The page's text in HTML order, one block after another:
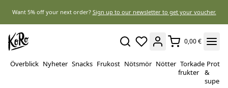
Want 5% off your next order? Sign up to our newsletter to get your voucher.
0,00 €
Överblick Nyheter Snacks Frukost Nötsmör Nötter Torkade
frukter
&